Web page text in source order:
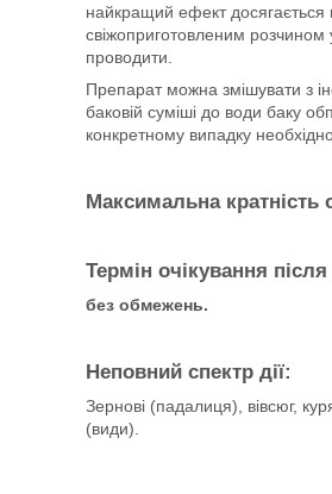
найкращий ефект досягається
свіжоприготовленим
проводити.
Препарат можна змішувати з
баковій суміші до води баку
конкретному випадку
Максимальна кратність
Термін очікування
без обмежень.
Неповний спектр дії:
Зернові (падалиця), вівсюг,
(види).